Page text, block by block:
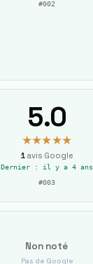
#002
5.0
★★★★★
1avis Google
Dernier :
il y a 4 ans
#003
Non noté
Pas de Google